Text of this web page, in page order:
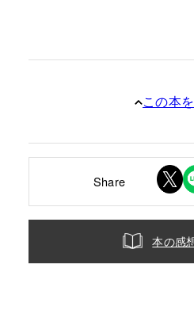
この本
Share
本の感